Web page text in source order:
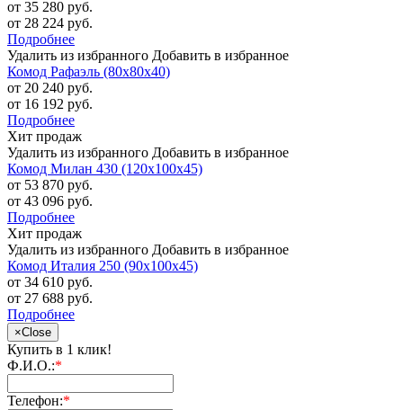
от 35 280 руб.
от 28 224 руб.
Подробнее
Удалить из избранного Добавить в избранное
Комод Рафаэль (80х80х40)
от 20 240 руб.
от 16 192 руб.
Подробнее
Хит продаж
Удалить из избранного Добавить в избранное
Комод Милан 430 (120х100х45)
от 53 870 руб.
от 43 096 руб.
Подробнее
Хит продаж
Удалить из избранного Добавить в избранное
Комод Италия 250 (90х100х45)
от 34 610 руб.
от 27 688 руб.
Подробнее
×Close
Купить в 1 клик!
Ф.И.О.:*
Телефон:*